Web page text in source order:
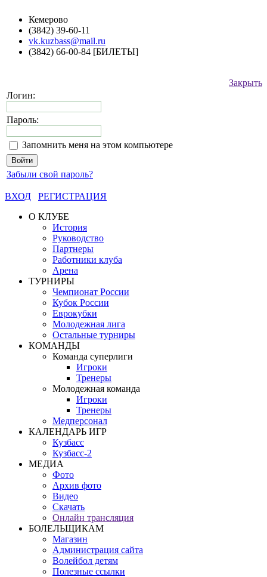
Кемерово
(3842) 39-60-11
vk.kuzbass@mail.ru
(3842) 66-00-84 [БИЛЕТЫ]
Закрыть
Логин:
Пароль:
Запомнить меня на этом компьютере
Забыли свой пароль?
ВХОД
РЕГИСТРАЦИЯ
О КЛУБЕ
История
Руководство
Партнеры
Работники клуба
Арена
ТУРНИРЫ
Чемпионат России
Кубок России
Еврокубки
Молодежная лига
Остальные турниры
КОМАНДЫ
Команда суперлиги
Игроки
Тренеры
Молодежная команда
Игроки
Тренеры
Медперсонал
КАЛЕНДАРЬ ИГР
Кузбасс
Кузбасс-2
МЕДИА
Фото
Архив фото
Видео
Скачать
Онлайн трансляция
БОЛЕЛЬЩИКАМ
Магазин
Администрация сайта
Волейбол детям
Полезные ссылки